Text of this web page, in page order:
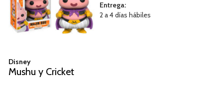
Entrega:
2 a 4 días hábiles
Disney
Mushu y Cricket